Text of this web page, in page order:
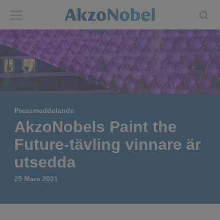
Back
ABOUT US
Annual report
Brands
Back
INVESTORS
Shares and ADRs
Results center
Pressmeddelande
AkzoNobels Paint the
Future-tävling vinnare är
utsedda
25 Mars 2021